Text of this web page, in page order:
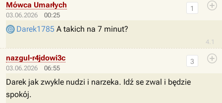
03.06.2026 00:25
4.1
1
Mówca Umarłych
Darek1785 A takich na 7 minut?
03.06.2026 06:55
3
nazgul-r4jdowi3c
Darek jak zwykle nudzi i narzeka. Idź se zwal i będzie
spokój.